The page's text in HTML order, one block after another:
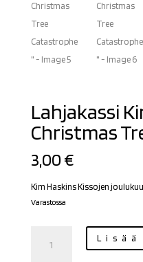
Lahjakassi
Christmas
3,00€
Kim Haskins Kissojen
Varastossa